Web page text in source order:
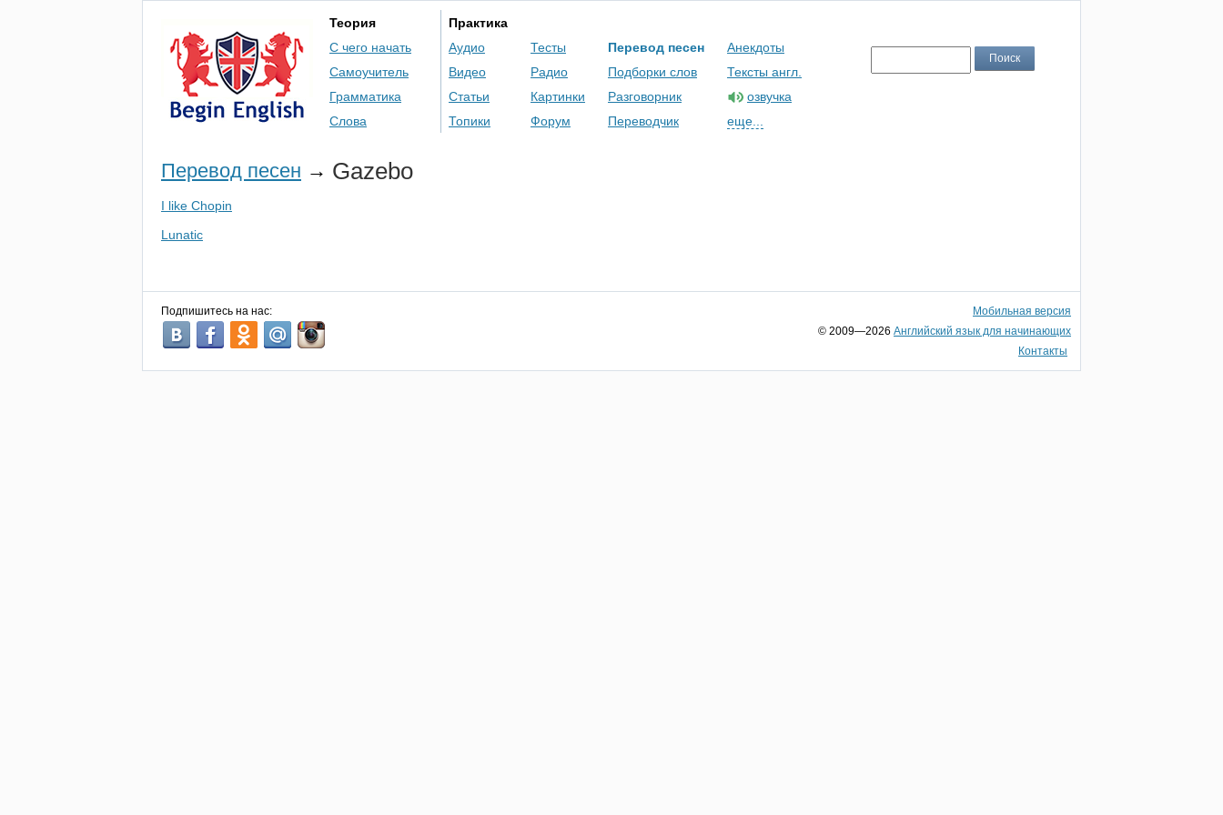
Теория
С чего начать
Самоучитель
Грамматика
Слова
Практика
Аудио
Видео
Статьи
Топики
Тесты
Радио
Картинки
Форум
Перевод песен
Подборки слов
Разговорник
Переводчик
Анекдоты
Тексты англ.
озвучка
еще...
Перевод песен → Gazebo
I like Chopin
Lunatic
Подпишитесь на нас:
Мобильная версия
© 2009—2026 Английский язык для начинающих
Контакты